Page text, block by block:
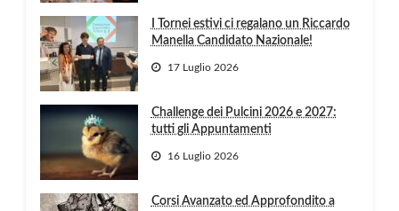
I Tornei estivi ci regalano un Riccardo
Manella Candidato Nazionale!
17 Luglio 2026
Challenge dei Pulcini 2026 e 2027:
tutti gli Appuntamenti
16 Luglio 2026
Corsi Avanzato ed Approfondito a